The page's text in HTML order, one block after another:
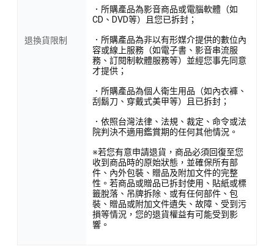
退換貨限制
．所購產品為影音商品或電腦軟體（如
CD、DVD等）且您已拆封；
．所購產品為非以有形媒介提供的數位內
容或線上服務（如電子書、影音串流服
務、訂閱制軟體服務等）並經您事先同意
才提供；
．所購產品為個人衛生用品（如內衣褲、
刮鬍刀、穿戴式美甲等）且已拆封；
．依照台灣法律、法規、裁定、命令或法
院判決不適用鑑賞期的任何其他情況。
※若您有意申請退貨，商品必須回復至您
收到商品時的原始狀態，並確保所有部
件、內外包裝、贈品及附加文件的完整
性。若商品或贈品已拆封使用、貼紙或標
籤脫落、吊牌拆除、或有任何部件、包
裝、贈品或附加文件遺失、故障、受到污
損等情況，您的退貨權益有可能受到影
響。